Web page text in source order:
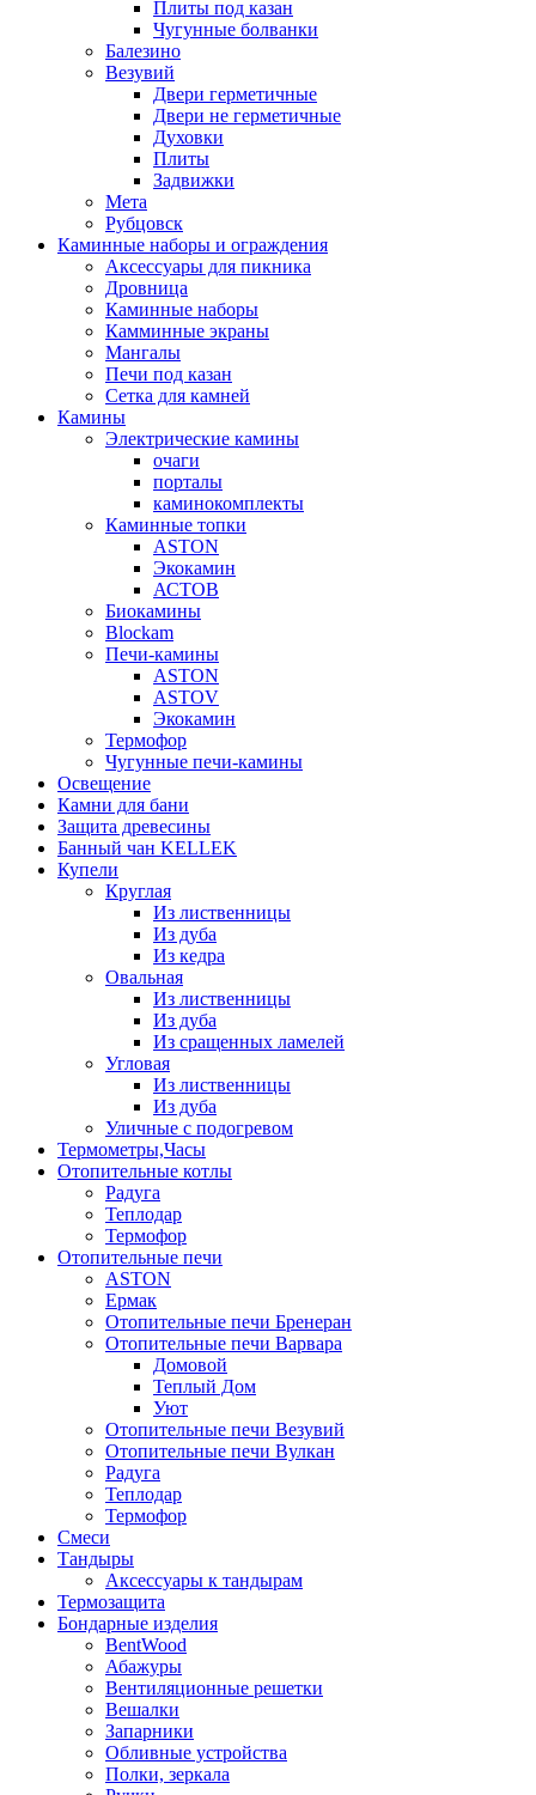
Плиты под казан
Чугунные болванки
Балезино
Везувий
Двери герметичные
Двери не герметичные
Духовки
Плиты
Задвижки
Мета
Рубцовск
Каминные наборы и ограждения
Аксессуары для пикника
Дровница
Каминные наборы
Камминные экраны
Мангалы
Печи под казан
Сетка для камней
Камины
Электрические камины
очаги
порталы
каминокомплекты
Каминные топки
ASTON
Экокамин
АСТОВ
Биокамины
Blockam
Печи-камины
ASTON
АSTOV
Экокамин
Термофор
Чугунные печи-камины
Освещение
Камни для бани
Защита древесины
Банный чан KELLEK
Купели
Круглая
Из лиственницы
Из дуба
Из кедра
Овальная
Из лиственницы
Из дуба
Из сращенных ламелей
Угловая
Из лиственницы
Из дуба
Уличные с подогревом
Термометры,Часы
Отопительные котлы
Радуга
Теплодар
Термофор
Отопительные печи
ASTON
Ермак
Отопительные печи Бренеран
Отопительные печи Варвара
Домовой
Теплый Дом
Уют
Отопительные печи Везувий
Отопительные печи Вулкан
Радуга
Теплодар
Термофор
Смеси
Тандыры
Аксессуары к тандырам
Термозащита
Бондарные изделия
BentWood
Абажуры
Вентиляционные решетки
Вешалки
Запарники
Обливные устройства
Полки, зеркала